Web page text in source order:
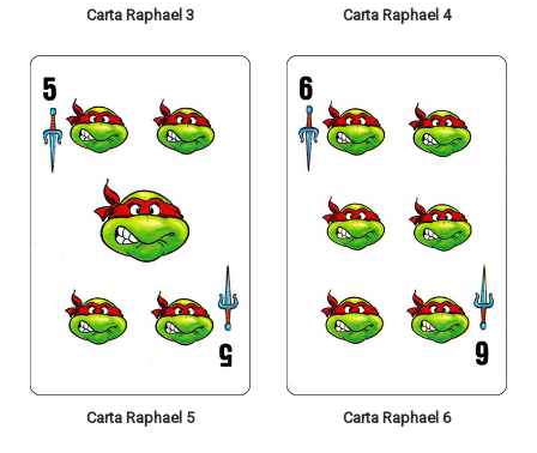
Carta Raphael 3 Carta Raphael 4
Carta Raphael 5 Carta Raphael 6